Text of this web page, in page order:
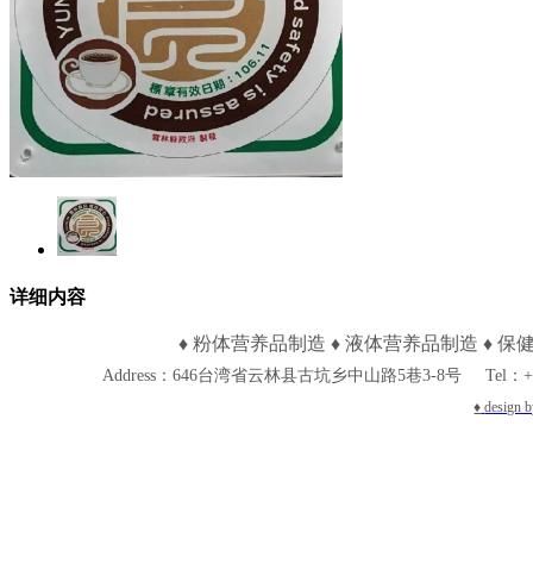
详细内容
♦ 粉体营养品制造 ♦ 液体营养品制造 ♦ 保
Address：646台湾省云林县古坑乡中山路5巷3-8号Tel：
♦ design